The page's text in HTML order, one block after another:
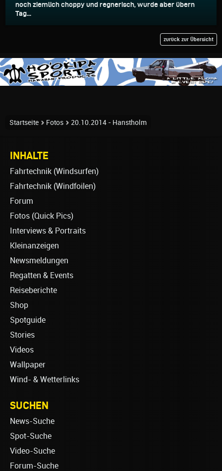
noch ziemlich choppy und regnerisch, wurde aber übern
Tag...
zurück zur Übersicht
Startseite Fotos 20.10.2014 - Hanstholm
INHALTE
Fahrtechnik (Windsurfen)
Fahrtechnik (Windfoilen)
Forum
Fotos (Quick Pics)
Interviews & Portraits
Kleinanzeigen
Newsmeldungen
Regatten & Events
Reiseberichte
Shop
Spotguide
Stories
Videos
Wallpaper
Wind- & Wetterlinks
SUCHEN
News-Suche
Spot-Suche
Video-Suche
Forum-Suche